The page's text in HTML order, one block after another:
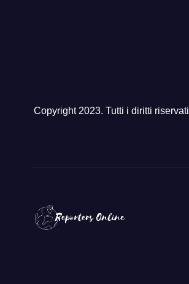
Copyright 2023. Tutti i diritti riservati